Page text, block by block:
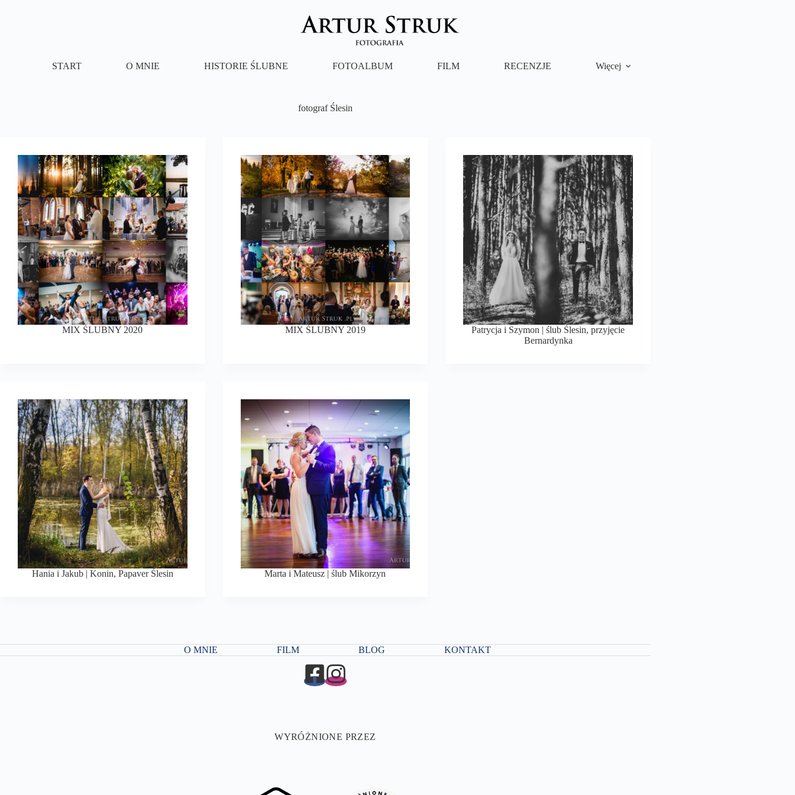
START O MNIE HISTORIE ŚLUBNE FOTOALBUM FILM RECENZJE Więcej
fotograf Ślesin
MIX ŚLUBNY 2020 MIX ŚLUBNY 2019
Patrycja i Szymon | ślub Ślesin, przyjęcie
Bernardynka
Hania i Jakub | Konin, Papaver Ślesin Marta i Mateusz | ślub Mikorzyn
O MNIE FILM BLOG KONTAKT
WYRÓŻNIONE PRZEZ